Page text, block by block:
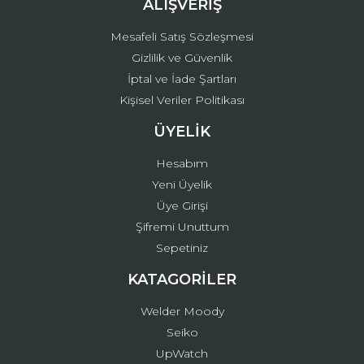
ALIŞVERİŞ
Mesafeli Satış Sözleşmesi
Gizlilik ve Güvenlik
İptal ve İade Şartları
Kişisel Veriler Politikası
ÜYELİK
Hesabım
Yeni Üyelik
Üye Girişi
Şifremi Unuttum
Sepetiniz
KATAGORİLER
Welder Moody
Seiko
UpWatch